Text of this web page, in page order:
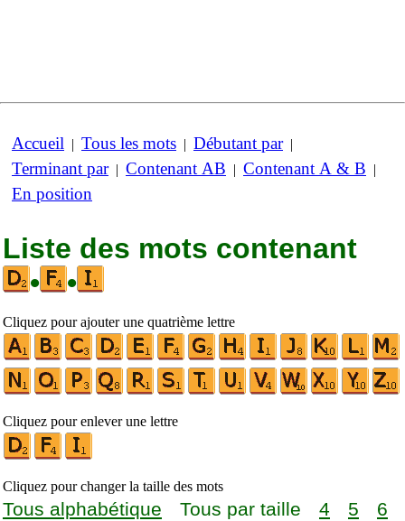
Accueil | Tous les mots | Débutant par|
Terminant par| Contenant AB | Contenant A & B |
En position
Liste des mots contenant
•
•
Cliquez pour ajouter une quatrième lettre
Cliquez pour enlever une lettre
Cliquez pour changer la taille des mots
Tous alphabétique Tous par taille 4 5
6